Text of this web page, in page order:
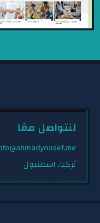
منصة متكاملة
المشاريع، تجنيد
وتسهيل التواصل،...
عرض المشروع
لنتواصل معًا
تركيا، اسطنبول